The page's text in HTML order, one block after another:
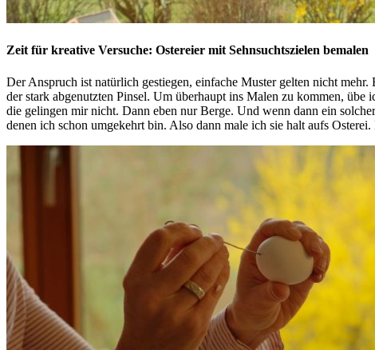
Zeit für kreative Versuche: Ostereier mit Sehnsuchtszielen bemalen
Der Anspruch ist natürlich gestiegen, einfache Muster gelten nicht
der stark abgenutzten Pinsel. Um überhaupt ins Malen zu kommen,
die gelingen mir nicht. Dann eben nur Berge. Und wenn dann ein
denen ich schon umgekehrt bin. Also dann male ich sie halt aufs